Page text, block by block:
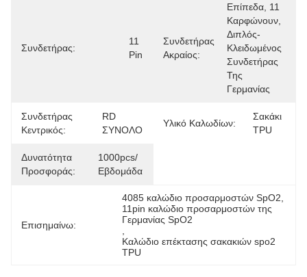
Συνδετήρας:
11
Pin
Συνδετήρας
Ακραίος:
Επίπεδα, 11
Καρφώνουν,
Διπλός-
Κλειδωμένος
Συνδετήρας
Της
Γερμανίας
Συνδετήρας
Κεντρικός:
RD
ΣΥΝΟΛΟ
Υλικό Καλωδίων:
Σακάκι
TPU
Δυνατότητα
Προσφοράς:
1000pcs/
Εβδομάδα
Επισημαίνω:
4085 καλώδιο προσαρμοστών SpO2
11pin καλώδιο προσαρμοστών της
Γερμανίας SpO2
Καλώδιο επέκτασης σακακιών spo2
TPU